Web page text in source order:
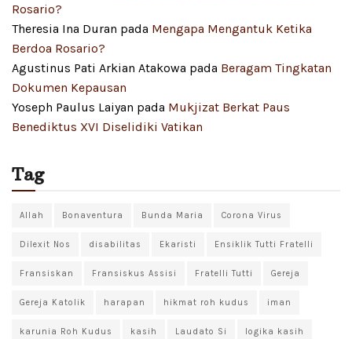
Rosario?
Theresia Ina Duran pada Mengapa Mengantuk Ketika
Berdoa Rosario?
Agustinus Pati Arkian Atakowa pada Beragam Tingkatan
Dokumen Kepausan
Yoseph Paulus Laiyan pada Mukjizat Berkat Paus
Benediktus XVI Diselidiki Vatikan
Tag
Allah Bonaventura Bunda Maria Corona Virus
Dilexit Nos disabilitas Ekaristi Ensiklik Tutti Fratelli
Fransiskan Fransiskus Assisi Fratelli Tutti Gereja
Gereja Katolik harapan hikmat roh kudus iman
karunia Roh Kudus kasih Laudato Si logika kasih